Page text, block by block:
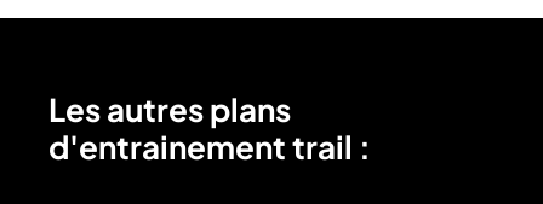
Les autres plans
d'entrainement trail :